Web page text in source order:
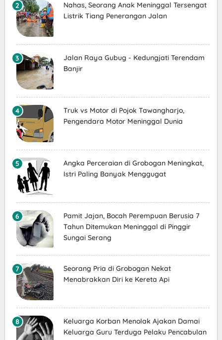
Nahas, Seorang Anak Meninggal Tersengat
Listrik Tiang Penerangan Jalan
Jalan Raya Gubug - Kedungjati Terendam
Banjir
Truk vs Motor di Pojok Tawangharjo,
Pengendara Motor Meninggal Dunia
Angka Perceraian di Grobogan Meningkat,
Istri Paling Banyak Menggugat
Pamit Jajan, Bocah Perempuan Berusia 7
Tahun Ditemukan Meninggal di Pinggir
Sungai Serang
Seorang Pria di Grobogan Nekat
Menabrakkan Diri ke Kereta Api
Keluarga Korban Menolak Ajakan Damai
Keluarga Guru Terduga Pelaku Pencabulan